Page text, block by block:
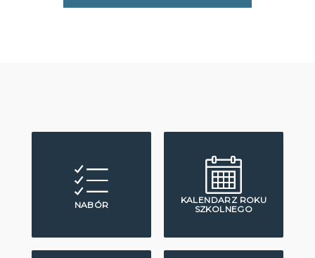
NABÓR
KALENDARZ ROKU
SZKOLNEGO